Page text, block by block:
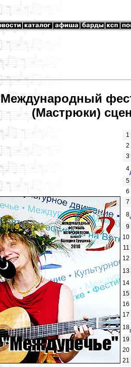
Международный
(Мастрюки)
1
2
3
4
5
6
7
8
9
10
11
12
13
14
15
16
17
18
19
20
21